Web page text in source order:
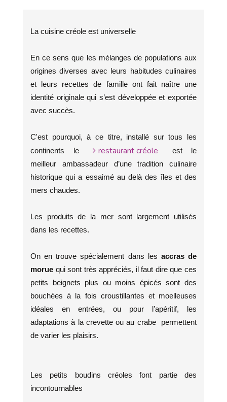
La cuisine créole est universelle
En ce sens que les mélanges de populations aux
origines diverses avec leurs habitudes culinaires
et leurs recettes de famille ont fait naître une
identité originale qui s’est développée et exportée
avec succès.
C'est pourquoi, à ce titre, installé sur tous les
continents le
restaurant créole
est le
meilleur ambassadeur d’une tradition culinaire
historique qui a essaimé au delà des îles et des
mers chaudes.
Les produits de la mer sont largement utilisés
dans les recettes.
On en trouve spécialement dans les accras de
morue qui sont très appréciés, il faut dire que ces
petits beignets plus ou moins épicés sont des
bouchées à la fois croustillantes et moelleuses
idéales en entrées, ou pour l’apéritif, les
adaptations à la crevette ou au crabe permettent
de varier les plaisirs.
Les petits boudins créoles font partie des
incontournables